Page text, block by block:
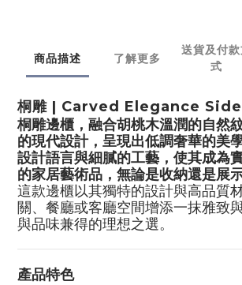
商品描述 了解更多
送貨及付
式
桐雕 | Carved Elegance
桐雕邊櫃，融合胡桃木溫潤的自然
的現代設計，呈現出低調奢華的美
設計語言與細膩的工藝，使其成為
的家居藝術品，無論是收納還是展
這款邊櫃以其獨特的設計與高品質
關、餐廳或客廳空間增添一抹雅致
與品味兼得的理想之選。
產品特色